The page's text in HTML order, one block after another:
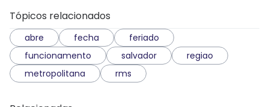
Tópicos relacionados
abre fecha
feriado
funcionamento
salvador
regiao
metropolitana
rms